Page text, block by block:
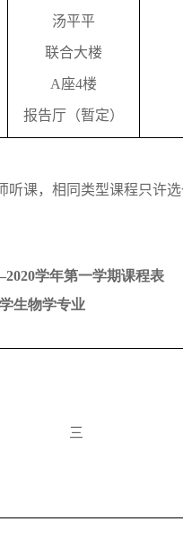
汤平平
联合大楼
A座4楼
报告厅（暂定）
课，相同类型课程只许
2020学年第一学期课程表
生物学专业
三